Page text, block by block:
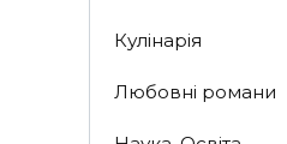
Кулінарія
Любовні романи